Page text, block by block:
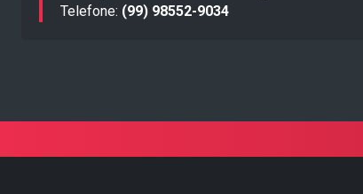
Telefone: (99) 98552-9034